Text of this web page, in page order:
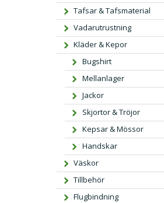
Tafsar & Tafsmaterial
Vadarutrustning
Kläder & Kepor
Bugshirt
Mellanlager
Jackor
Skjortor & Tröjor
Kepsar & Mössor
Handskar
Väskor
Tillbehör
Flugbindning